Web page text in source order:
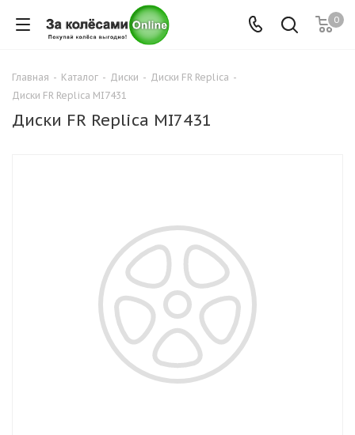
0
Главная - Каталог - Диски - Диски FR Replica -
Диски FR Replica MI7431
Диски FR Replica MI7431